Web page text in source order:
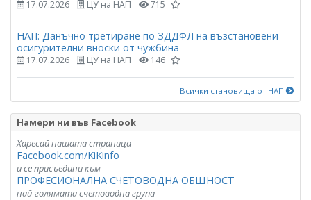
17.07.2026 ЦУ на НАП 715
НАП: Данъчно третиране по ЗДДФЛ на възстановени
осигурителни вноски от чужбина
17.07.2026 ЦУ на НАП 146
Всички становища от НАП
Намери ни във Facebook
Харесай нашата страница
Facebook.com/KiKinfo
и се присъедини към
ПРОФЕСИОНАЛНА СЧЕТОВОДНА ОБЩНОСТ
най-голямата счетоводна група